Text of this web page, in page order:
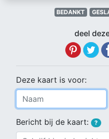
BEDANKT
deel
Deze kaart is voor:
Bericht bij de kaart: ?